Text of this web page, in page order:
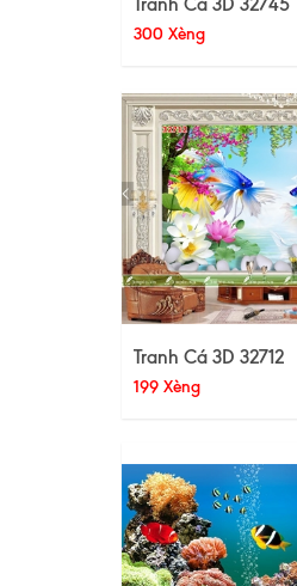
300 Xèng
Tranh Cá 3D 32712
199 Xèng